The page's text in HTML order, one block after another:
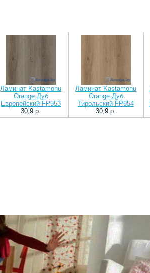
Ламинат Kastamonu
Orange Дуб
Европейский FP953
30,9 p.
Ламинат Kastamonu
Orange Дуб
Тирольский FP954
30,9 p.